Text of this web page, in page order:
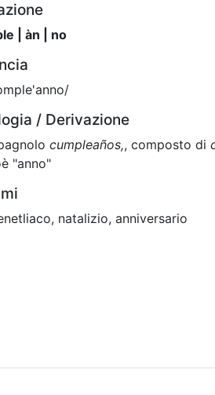
| àn | no
/ Derivazione
cumpleaños,, composto di
"anno"
natalizio, anniversario